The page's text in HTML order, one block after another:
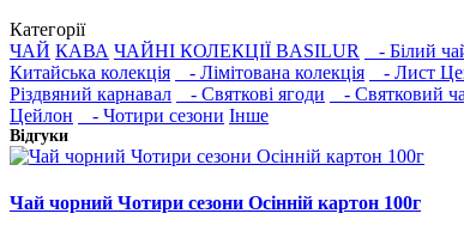
Категорії
ЧАЙ КАВА ЧАЙНІ КОЛЕКЦІЇ BASILUR - Білий
Китайська колекція
- Лімітована колекція - Лист
Різдвяний карнавал
- Святкові ягоди - Святковий
Цейлон
- Чотири сезони Інше
Відгуки
Чай чорний Чотири сезони Осінній картон 100г